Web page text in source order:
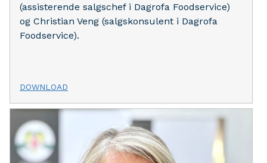
(assisterende salgschef i Dagrofa Foodservice)
og Christian Veng (salgskonsulent i Dagrofa
Foodservice).
DOWNLOAD